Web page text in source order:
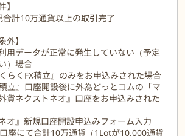
】
計10万通貨以上の取引完了
外】
用データが正常に発生していない（予定
）場合
らくFX積立』のみをお申込みされた場合
立』口座開設後に外為どっとコムの「マ
貨ネクストネオ』口座をお申込みされた
オ』新規口座開設申込みフォーム入力
座にて合計10万通貨（1Lotが10,000通貨